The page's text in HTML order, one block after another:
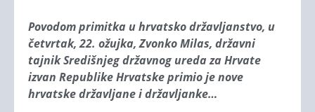
Povodom primitka u hrvatsko državljanstvo, u
četvrtak, 22. ožujka, Zvonko Milas, državni
tajnik Središnjeg državnog ureda za Hrvate
izvan Republike Hrvatske primio je nove
hrvatske državljane i državljanke…